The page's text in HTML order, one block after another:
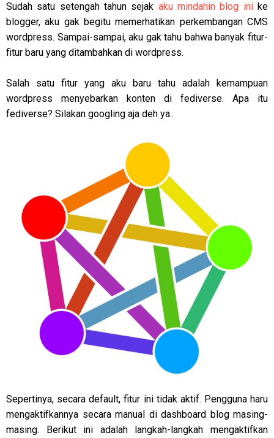
Sudah satu setengah tahun sejak aku mindahin blog inike
blogger, aku gak begitu memerhatikan perkembangan CMS
wordpress. Sampai-sampai, aku gak tahu bahwa banyak fitur-
fitur baru yang ditambahkan di wordpress.
Salah satu fitur yang aku baru tahu adalah kemampuan
wordpress menyebarkan konten di fediverse. Apa itu
fediverse? Silakan googling aja deh ya..
Sepertinya, secara default, fitur ini tidak aktif. Pengguna haru
mengaktifkannya secara manual di dashboard blog masing-
masing. Berikut ini adalah langkah-langkah mengaktifkan